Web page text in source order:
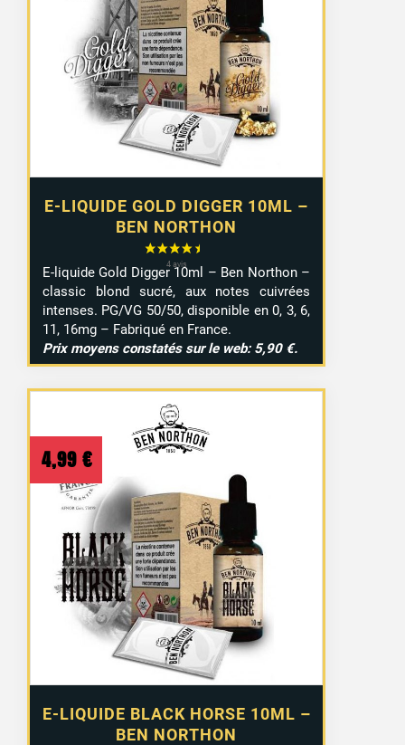
E-LIQUIDE GOLD DIGGER 10ML –
BEN NORTHON
E-liquide Gold Digger 10ml – Ben Northon –
classic blond sucré, aux notes cuivrées
intenses. PG/VG 50/50, disponible en 0, 3, 6,
11, 16mg – Fabriqué en France.
Prix moyens constatés sur le web: 5,90 €.
E-LIQUIDE BLACK HORSE 10ML –
BEN NORTHON
4,99 €